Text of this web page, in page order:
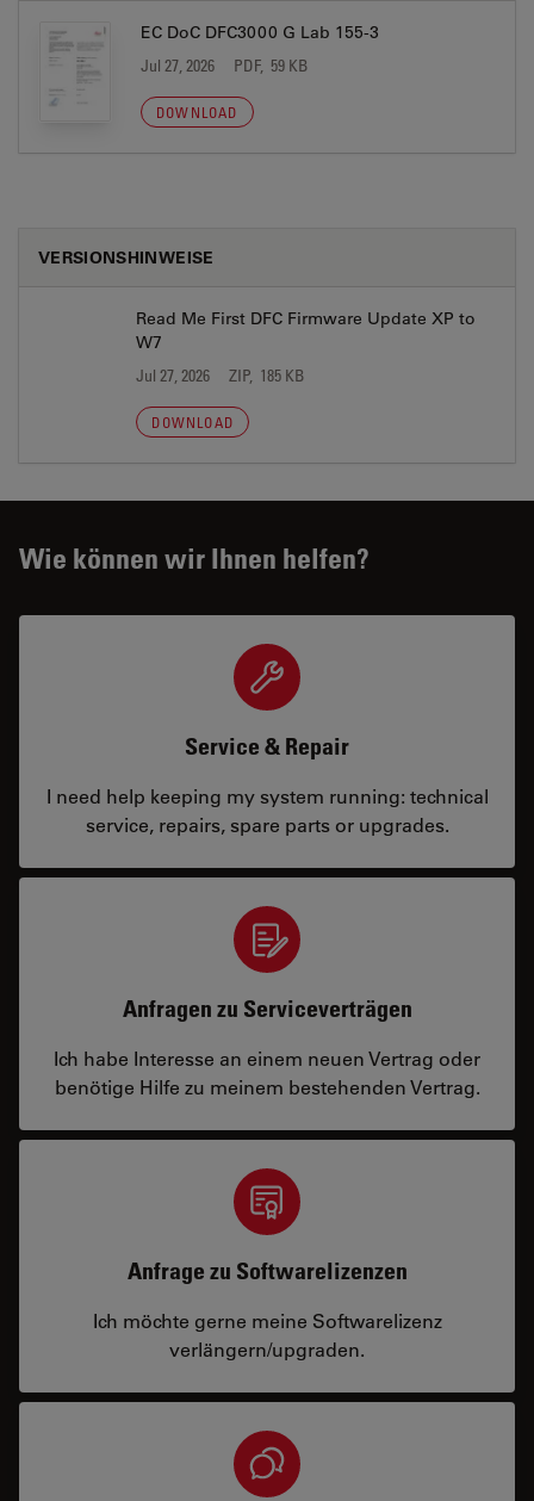
EC DoC DFC3000 G Lab 155-3
Jul 27, 2026 PDF, 59 KB
DOWNLOAD
VERSIONSHINWEISE
Read Me First DFC Firmware Update XP to
W7
Jul 27, 2026 ZIP, 185 KB
DOWNLOAD
Wie können wir Ihnen helfen?
Service & Repair
I need help keeping my system running: technical
service, repairs, spare parts or upgrades.
Anfragen zu Serviceverträgen
Ich habe Interesse an einem neuen Vertrag oder
benötige Hilfe zu meinem bestehenden Vertrag.
Anfrage zu Softwarelizenzen
Ich möchte gerne meine Softwarelizenz
verlängern/upgraden.